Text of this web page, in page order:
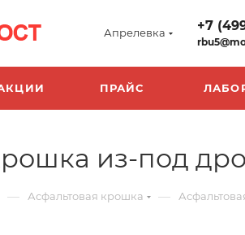
Апрелевка +7
ПРАЙС
из-под
— Асфальтовая крошка —